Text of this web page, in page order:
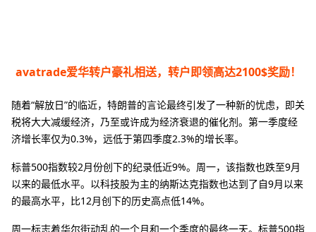
avatrade爱华转户豪礼相送，转户即领高达2100$奖励！
随着“解放日”的临近，特朗普的言论最终引发了一种新的忧虑，即关
税将大大减缓经济，乃至或许成为经济衰退的催化剂。第一季度经
济增长率仅为0.3%，远低于第四季度2.3%的增长率。
标普500指数较2月份创下的纪录低近9%。周一，该指数也跌至9月
以来的最低水平。以科技股为主的纳斯达克指数也达到了自9月以来
的最高水平，比12月创下的历史高点低14%。
周一标志着华尔街动乱的一个月和一个季度的最终一天。标普500指